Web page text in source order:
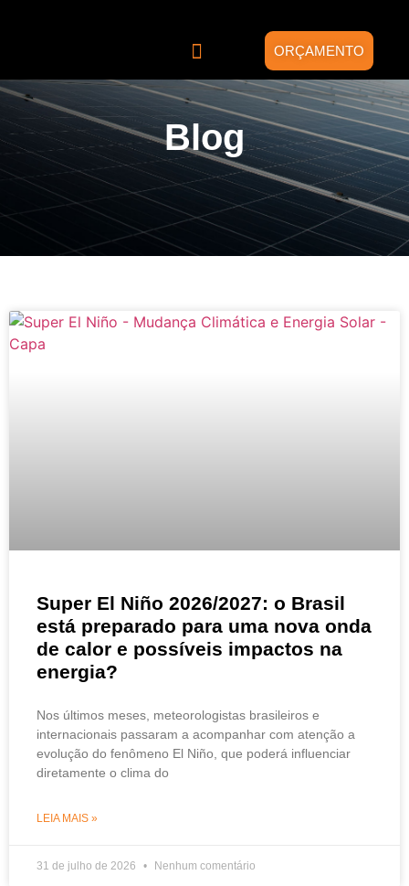
ORÇAMENTO
Blog
Super El Niño 2026/2027: o Brasil
está preparado para uma nova onda
de calor e possíveis impactos na
energia?
Nos últimos meses, meteorologistas brasileiros e
internacionais passaram a acompanhar com atenção a
evolução do fenômeno El Niño, que poderá influenciar
diretamente o clima do
LEIA MAIS »
31 de julho de 2026 Nenhum comentário